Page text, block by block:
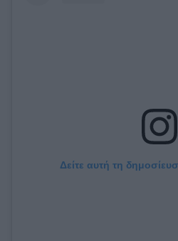
Δείτε αυτή τη